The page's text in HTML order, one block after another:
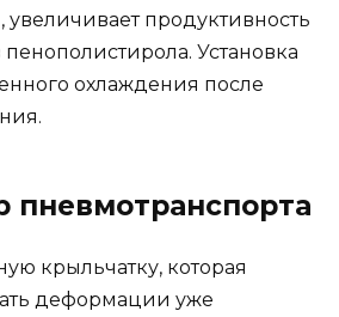
продуктивность
Установка
охлаждения после
пневмотранспорта
крыльчатку, которая
деформации уже